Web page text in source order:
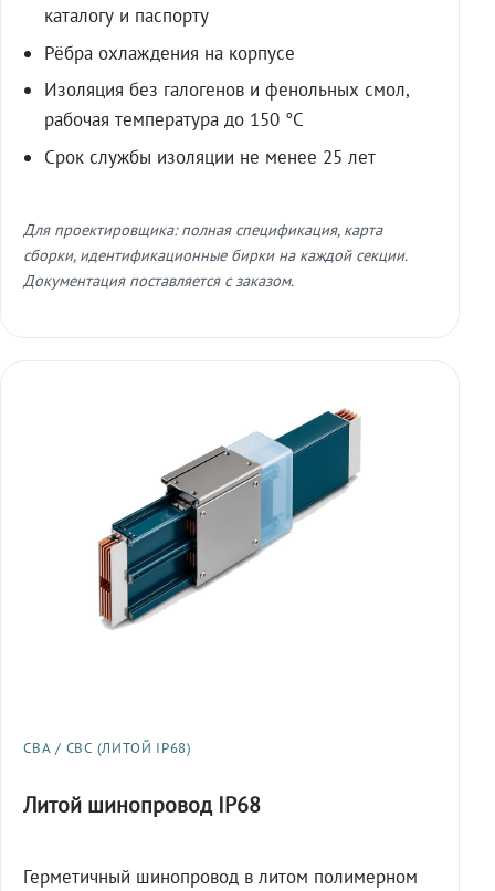
каталогу и паспорту
Рёбра охлаждения на корпусе
Изоляция без галогенов и фенольных смол,
рабочая температура до 150 °C
Срок службы изоляции не менее 25 лет
Для проектировщика: полная спецификация, карта
сборки, идентификационные бирки на каждой секции.
Документация поставляется с заказом.
СВА / СВС (ЛИТОЙ IP68)
Литой шинопровод IP68
Герметичный шинопровод в литом полимерном